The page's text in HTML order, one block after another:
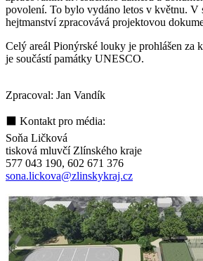
povolení. To bylo vydáno letos v květnu. V
hejtmanství zpracovává projektovou
Celý areál Pionýrské louky je prohlášen za
je součástí památky UNESCO.
Zpracoval: Jan Vandík
⬛ Kontakt pro média:
Soňa Ličková
tisková mluvčí Zlínského kraje
577 043 190, 602 671 376
sona.lickova@zlinskykraj.cz